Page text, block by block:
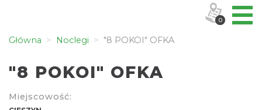
Główna Noclegi "8 POKOI" OFKA
"8 POKOI" OFKA
Miejscowość:
0